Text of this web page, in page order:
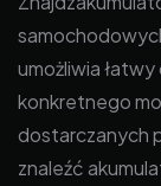
umożliwia
konkretnego
dostarczanych
znaleźć